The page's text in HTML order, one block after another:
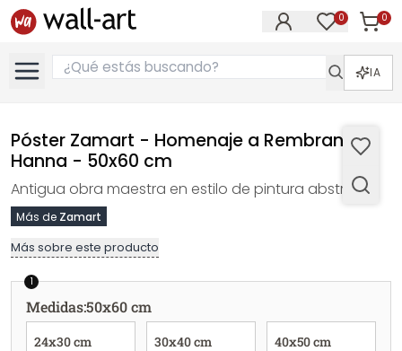
0 0
IA
Póster Zamart - Homenaje a Rembrandt -
Hanna - 50x60 cm
Antigua obra maestra en estilo de pintura abstracta
Más de Zamart
Más sobre este producto
1
Medidas:50x60 cm
24x30 cm 30x40 cm 40x50 cm